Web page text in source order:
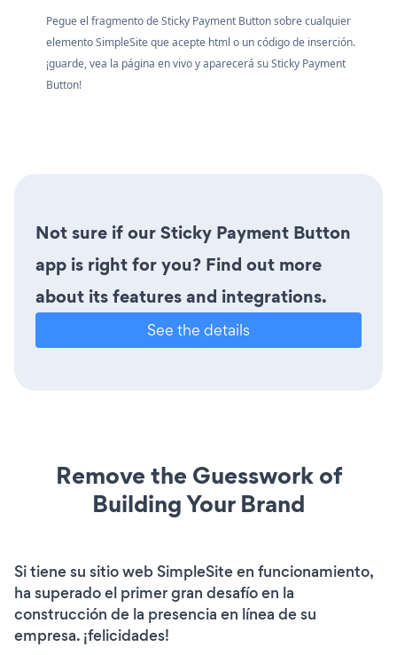
Pegue el fragmento de Sticky Payment Button sobre cualquier
elemento SimpleSite que acepte html o un código de inserción.
¡guarde, vea la página en vivo y aparecerá su Sticky Payment
Button!
Not sure if our Sticky Payment Button
app is right for you? Find out more
about its features and integrations.
See the details
Remove the Guesswork of
Building Your Brand
Si tiene su sitio web SimpleSite en funcionamiento,
ha superado el primer gran desafío en la
construcción de la presencia en línea de su
empresa. ¡felicidades!